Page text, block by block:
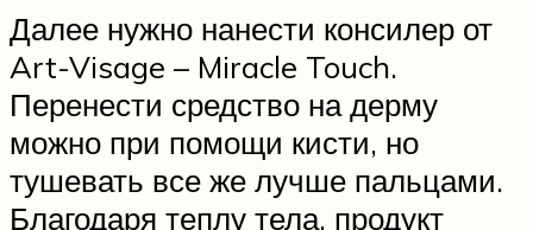
Далее нужно нанести консилер от
Art-Visage – Miracle Touch.
Перенести средство на дерму
можно при помощи кисти, но
тушевать все же лучше пальцами.
Благодаря теплу тела, продукт